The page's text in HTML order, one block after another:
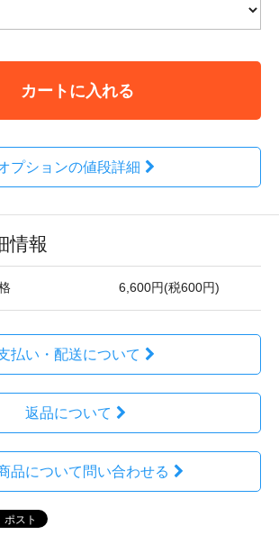
カートに入れる
プションの値段詳細
情報
6,600円(税600円)
払い・配送について
返品について
品について問い合わせる